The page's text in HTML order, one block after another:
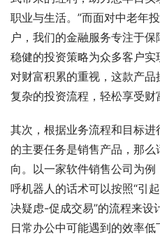
职业与生活。”而面对中老年
户，我们的金融服务专注于
稳健的投资策略为众多客户
对财富积累的重视，这款产
复杂的投资流程，轻松享受财
其次，根据业务流程和目标
的主要任务是销售产品，那
向。以一家软件销售公司为
呼机器人的话术可以按照“引
决疑虑-促成交易”的流程来设
日常办公中可能遇到的效率